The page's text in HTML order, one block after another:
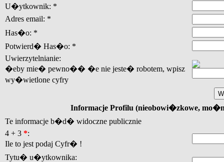
U�ytkownik: *
Adres email: *
Has�o: *
Potwierd� Has�o: *
Uwierzytelnianie:
�eby mie� pewno�� �e nie jeste� robotem, wpisz
wy�wietlone cyfry
Informacje Profilu (nieobowi�zkowe,
Te informacje b�d� widoczne publicznie
4 + 3 *:
Ile to jest podaj Cyfr� !
Tytu� u�ytkownika: